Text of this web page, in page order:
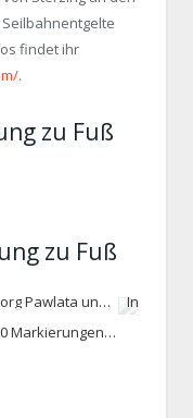
findet ihr
.
zu Fuß
zu Fuß
Initiator der Alpenüberquerung Georg Pawlata und Josef Turin (v.l.n.r.) Tourismusdirektor Sterzing mit den leckeren Tris (c) Julia Klockow
Immer dem gelben Ü nach: rund 150 Markierungen weisen den Weg über die Alpen (c) Julia Klockow